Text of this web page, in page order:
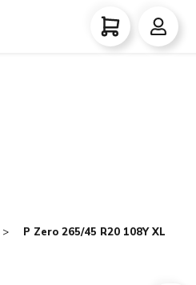
P Zero 265/45 R20 108Y XL